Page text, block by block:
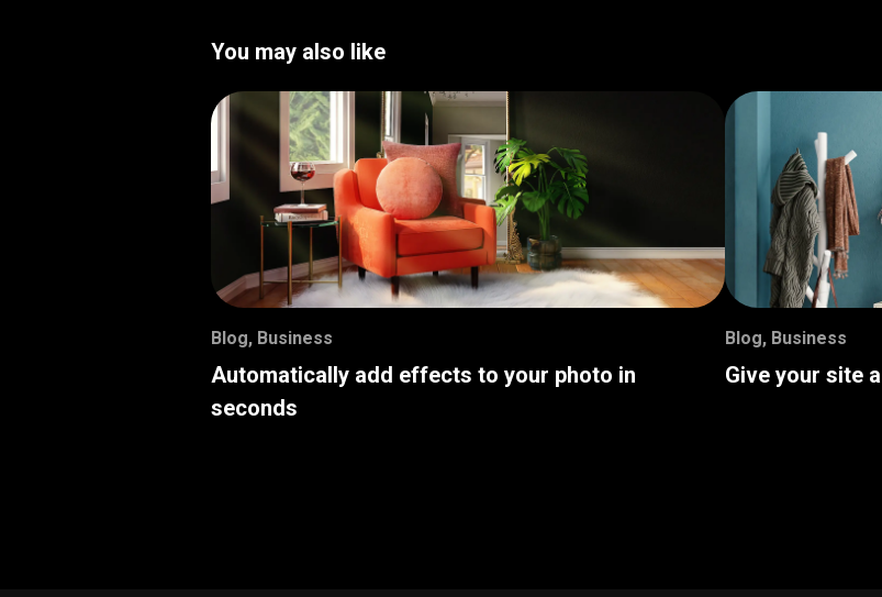
You may also like
Blog, Business
Automatically add effects to your photo in
seconds
Blog, Business
Give your site